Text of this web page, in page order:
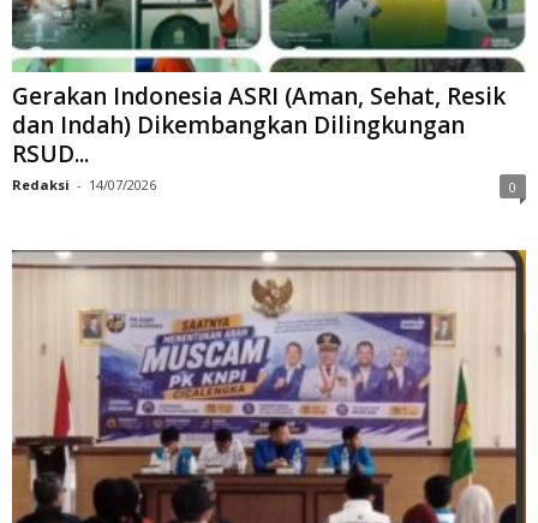
Gerakan Indonesia ASRI (Aman, Sehat, Resik
dan Indah) Dikembangkan Dilingkungan
RSUD...
Redaksi - 14/07/2026 0